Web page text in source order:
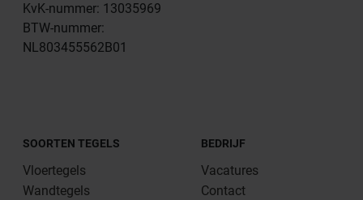
KvK-nummer: 13035969
BTW-nummer:
NL803455562B01
SOORTEN TEGELS
Vloertegels
Wandtegels
BEDRIJF
Vacatures
Contact